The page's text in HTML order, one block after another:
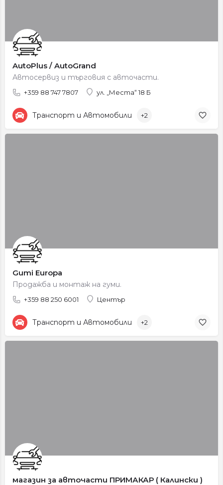
AutoPlus / AutoGrand
Автосервиз и търговия с авточасти.
+359 88 747 7807 ул. „Места“ 18 Б
Транспорт и Автомобили +2
Gumi Europa
Продажба и монтаж на гуми.
+359 88 250 6001 Център
Транспорт и Автомобили +2
магазин за авточасти ПРИМАКАР ( Калински )